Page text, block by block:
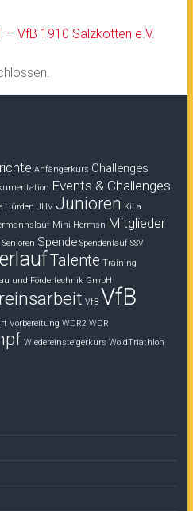
– VfB 1910 Salzkotten e.V.
Anfängerkurs Challenges
Events & Challenges
Hürden JHV Junioren KiLa
Mini-Hermsn Mitglieder
Senioren Spende Spendenlauf SSV
Talente Training
und Fördertechnik GmbH
VfB VfB
Vorbereitung WDR2 WDR
Wiedereinsteigerkurs WoldTriathlon